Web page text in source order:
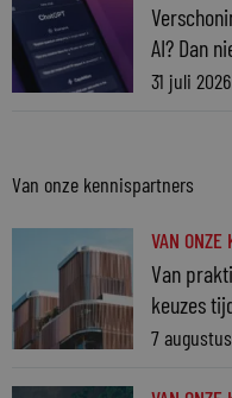
AI? Dan
31 juli 2026
Van onze kennispartners
VAN ONZE
Van
keuzes
7